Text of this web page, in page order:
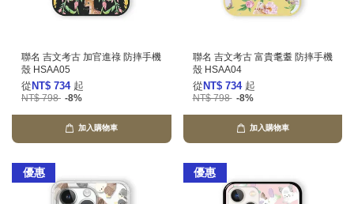
聯名 吉文考古 加官進祿 防摔手機
殼 HSAA05
從 NT$ 734 起
NT$ 798 -8%
加入購物車
聯名 吉文考古 富貴耄耋 防摔手機
殼 HSAA04
從 NT$ 734 起
NT$ 798 -8%
加入購物車
優惠 優惠